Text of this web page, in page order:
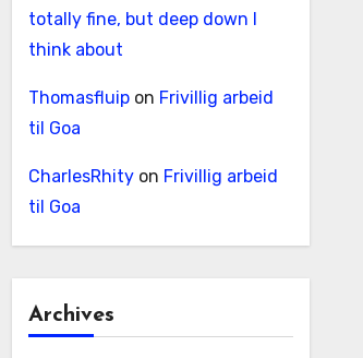
totally fine, but deep down I
think about
Thomasfluipon Frivillig arbeid
til Goa
CharlesRhityon Frivillig arbeid
til Goa
Archives